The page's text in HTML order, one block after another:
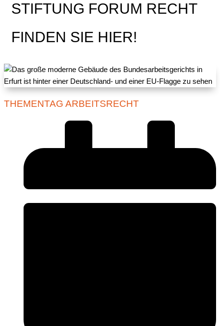
STIFTUNG FORUM RECHT
FINDEN SIE HIER!
THEMENTAG ARBEITSRECHT